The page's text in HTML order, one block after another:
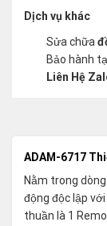
Dịch vụ khác
Sửa chữa
Bảo hành
Liên Hệ
ADAM-6717
Nằm trong
động độc lập
thuần là 1